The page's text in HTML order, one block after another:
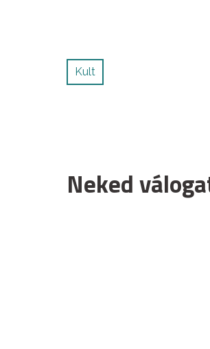
Kult
Neked